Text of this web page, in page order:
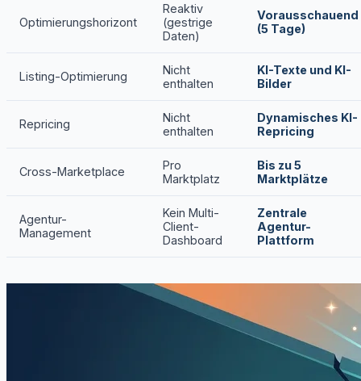
Optimierungshorizont
Reaktiv
(gestrige
Daten)
Vorausschauend
(5 Tage)
Listing-Optimierung
Nicht
enthalten
KI-Texte und KI-
Bilder
Repricing
Nicht
enthalten
Dynamisches KI-
Repricing
Cross-Marketplace
Pro
Marktplatz
Bis zu 5
Marktplätze
Agentur-
Management
Kein Multi-
Client-
Dashboard
Zentrale
Agentur-
Plattform